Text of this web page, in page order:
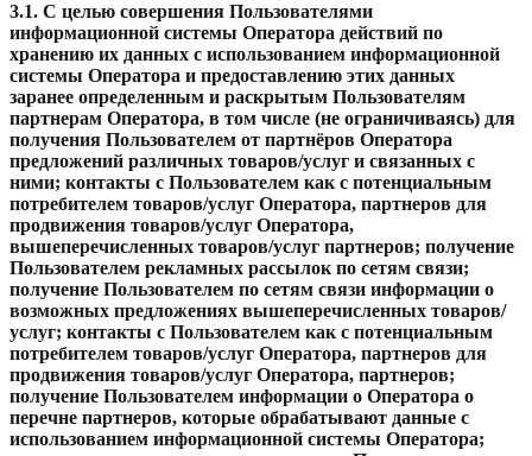
3.1. С целью совершения Пользователями
информационной системы Оператора действий по
хранению их данных с использованием информационной
системы Оператора и предоставлению этих данных
заранее определенным и раскрытым Пользователям
партнерам Оператора, в том числе (не ограничиваясь) для
получения Пользователем от партнёров Оператора
предложений различных товаров/услуг и связанных с
ними; контакты с Пользователем как с потенциальным
потребителем товаров/услуг Оператора, партнеров для
продвижения товаров/услуг Оператора,
вышеперечисленных товаров/услуг партнеров; получение
Пользователем рекламных рассылок по сетям связи;
получение Пользователем по сетям связи информации о
возможных предложениях вышеперечисленных товаров/
услуг; контакты с Пользователем как с потенциальным
потребителем товаров/услуг Оператора, партнеров для
продвижения товаров/услуг Оператора, партнеров;
получение Пользователем информации о Оператора о
перечне партнеров, которые обрабатывают данные с
использованием информационной системы Оператора;